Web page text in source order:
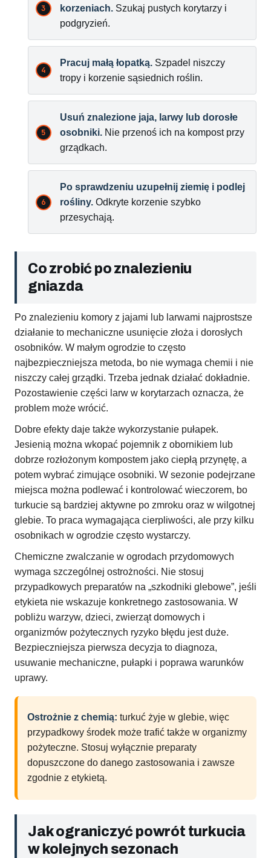
korzeniach. Szukaj pustych korytarzy i
podgryzień.
Pracuj małą łopatką. Szpadel niszczy
tropy i korzenie sąsiednich roślin.
Usuń znalezione jaja, larwy lub dorosłe
osobniki. Nie przenoś ich na kompost przy
grządkach.
Po sprawdzeniu uzupełnij ziemię i podlej
rośliny. Odkryte korzenie szybko
przesychają.
Co zrobić po znalezieniu
gniazda
Po znalezieniu komory z jajami lub larwami najprostsze
działanie to mechaniczne usunięcie złoża i dorosłych
osobników. W małym ogrodzie to często
najbezpieczniejsza metoda, bo nie wymaga chemii i nie
niszczy całej grządki. Trzeba jednak działać dokładnie.
Pozostawienie części larw w korytarzach oznacza, że
problem może wrócić.
Dobre efekty daje także wykorzystanie pułapek.
Jesienią można wkopać pojemnik z obornikiem lub
dobrze rozłożonym kompostem jako ciepłą przynętę, a
potem wybrać zimujące osobniki. W sezonie podejrzane
miejsca można podlewać i kontrolować wieczorem, bo
turkucie są bardziej aktywne po zmroku oraz w wilgotnej
glebie. To praca wymagająca cierpliwości, ale przy kilku
osobnikach w ogrodzie często wystarczy.
Chemiczne zwalczanie w ogrodach przydomowych
wymaga szczególnej ostrożności. Nie stosuj
przypadkowych preparatów na „szkodniki glebowe”, jeśli
etykieta nie wskazuje konkretnego zastosowania. W
pobliżu warzyw, dzieci, zwierząt domowych i
organizmów pożytecznych ryzyko błędu jest duże.
Bezpieczniejsza pierwsza decyzja to diagnoza,
usuwanie mechaniczne, pułapki i poprawa warunków
uprawy.
Ostrożnie z chemią: turkuć żyje w glebie, więc
przypadkowy środek może trafić także w organizmy
pożyteczne. Stosuj wyłącznie preparaty
dopuszczone do danego zastosowania i zawsze
zgodnie z etykietą.
Jak ograniczyć powrót turkucia
w kolejnych sezonach